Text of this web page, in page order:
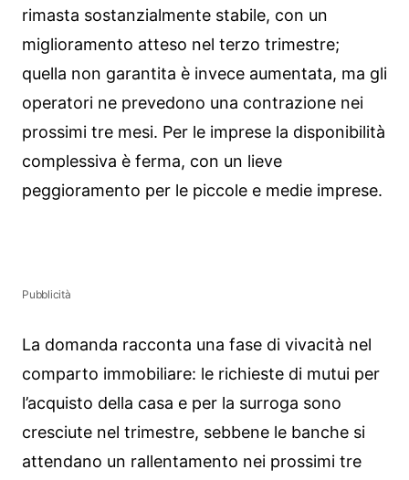
rimasta sostanzialmente stabile, con un
miglioramento atteso nel terzo trimestre;
quella non garantita è invece aumentata, ma gli
operatori ne prevedono una contrazione nei
prossimi tre mesi. Per le imprese la disponibilità
complessiva è ferma, con un lieve
peggioramento per le piccole e medie imprese.
Pubblicità
La domanda racconta una fase di vivacità nel
comparto immobiliare: le richieste di mutui per
l’acquisto della casa e per la surroga sono
cresciute nel trimestre, sebbene le banche si
attendano un rallentamento nei prossimi tre